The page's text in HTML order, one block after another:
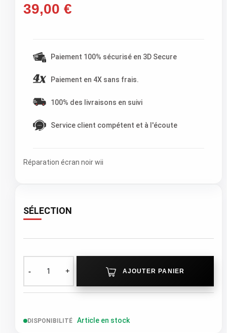
SÉLECTION
AJOUTER PANIER
DISPONIBILITÉ Article en stock
39,00 €
Paiement 100% sécurisé en 3D Secure
Paiement en 4X sans frais.
100% des livraisons en suivi
Service client compétent et à l'écoute
Réparation écran noir wii